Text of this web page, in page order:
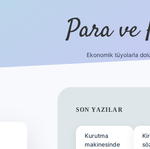
Para ve
Ekonomik tüyolarla
SIDEBAR
SON YAZILAR
Kurutma
makinesinde